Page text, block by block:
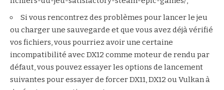
Si vous rencontrez des problèmes pour lancer le jeu
ou charger une sauvegarde et que vous avez déjà vérifié
vos fichiers, vous pourriez avoir une certaine
incompatibilité avec DX12 comme moteur de rendu par
défaut, vous pouvez essayer les options de lancement
suivantes pour essayer de forcer DX11, DX12 ou Vulkan à